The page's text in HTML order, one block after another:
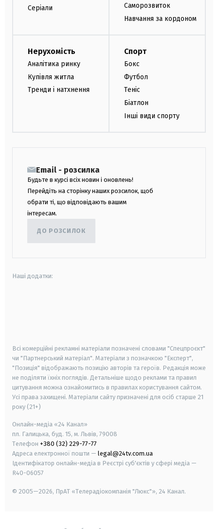
Серіали
Саморозвиток
Навчання за кордоном
Нерухомість
Аналітика ринку
Купівля житла
Тренди і натхнення
Спорт
Бокс
Футбол
Теніс
Біатлон
Інші види спорту
Email - розсилка
Будьте в курсі всіх новин і оновлень!
Перейдіть на сторінку наших розсилок, щоб
обрати ті, що відповідають вашим
інтересам.
ДО РОЗСИЛОК
Наші додатки:
Всі комерційні рекламні матеріали позначені словами "Спецпроєкт"
чи "Партнерський матеріал". Матеріали з позначкою "Експерт",
"Позиція" відображають позицію авторів та героїв. Редакція може
не поділяти їхніх поглядів. Детальніше щодо реклами та правил
цитування можна ознайомитись в правилах користування сайтом.
Усі права захищені. Матеріали сайту призначені для осіб старше 21
року (21+)
Онлайн-медіа «24 Канал»
пл. Галицька, буд. 15, м. Львів, 79008
Телефон +380 (32) 229-77-77
Адреса електронної пошти — legal@24tv.com.ua
Ідентифікатор онлайн-медіа в Реєстрі суб'єктів у сфері медіа —
R40-06057
© 2005—2026, ПрАТ «Телерадіокомпанія "Люкс"», 24 Канал.